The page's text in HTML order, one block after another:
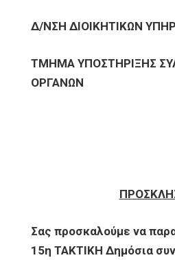
Δ/ΝΣΗ ΔΙΟΙΚΗΤΙΚΩΝ
ΤΜΗΜΑ ΥΠΟΣΤΗΡΙΞΗΣ
ΟΡΓΑΝΩΝ
Σας προσκαλούμε να
15η ΤΑΚΤΙΚΗ Δημόσια